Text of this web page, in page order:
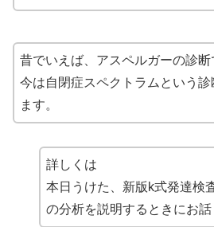
昔でいえば、アスペルガーの診断
今は自閉症スペクトラムという診
ます。
詳しくは
本日うけた、新版k式発達検
の分析を説明するときにお話